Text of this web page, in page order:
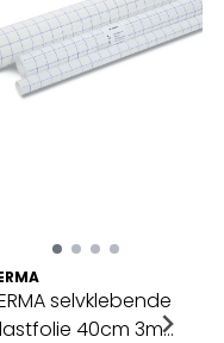
selvklebende
40cm 3m